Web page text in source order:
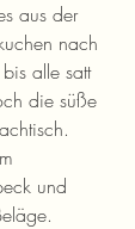
aus der
nach
alle satt
die süße
und